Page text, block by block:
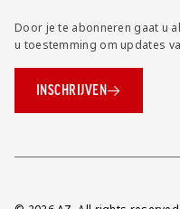
Door je te abonneren gaat u
u toestemming om updates
INSCHRIJVEN